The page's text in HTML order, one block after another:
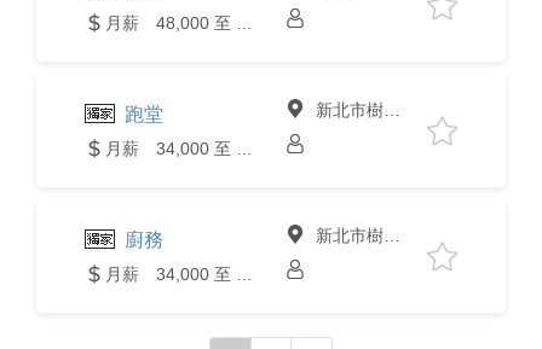
跑堂 新北市樹林區
廚務 新北市樹林區